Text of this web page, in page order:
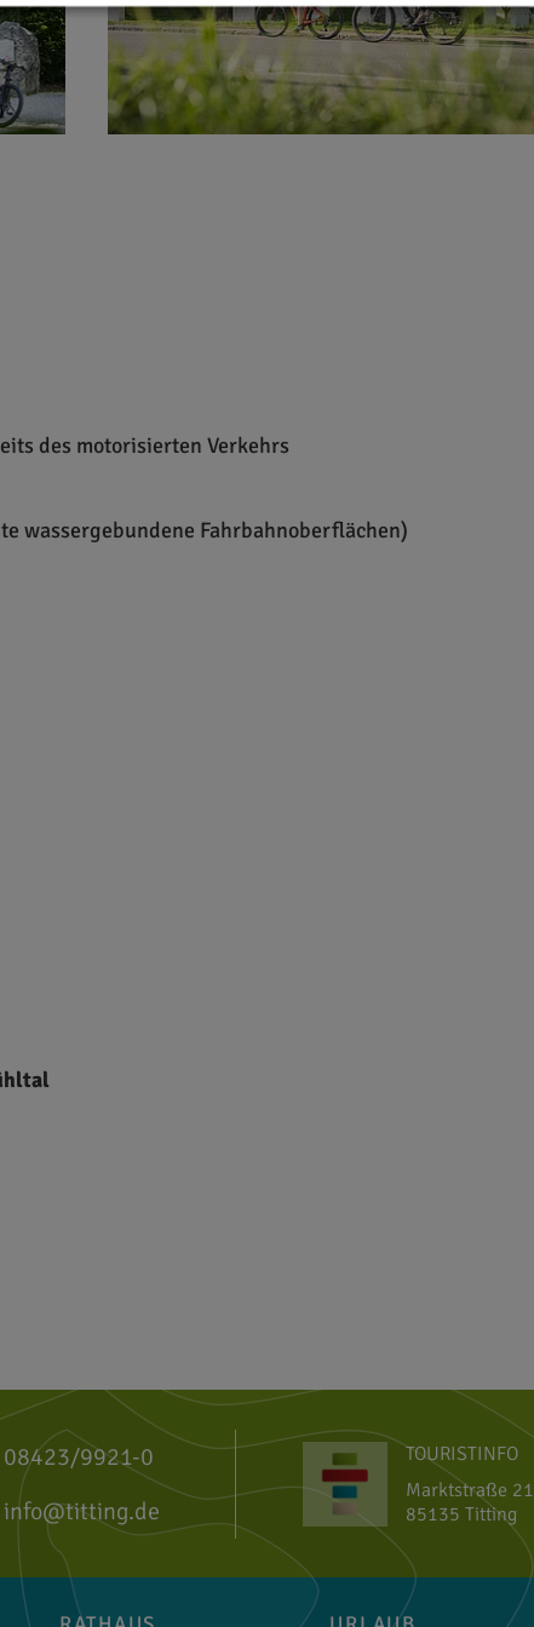
des motorisierten Verkehrs
wassergebundene Fahrbahnoberflächen)
08423/9921-0
info@titting.de
TOURISTINFO
Marktstraße 21
85135 Titting